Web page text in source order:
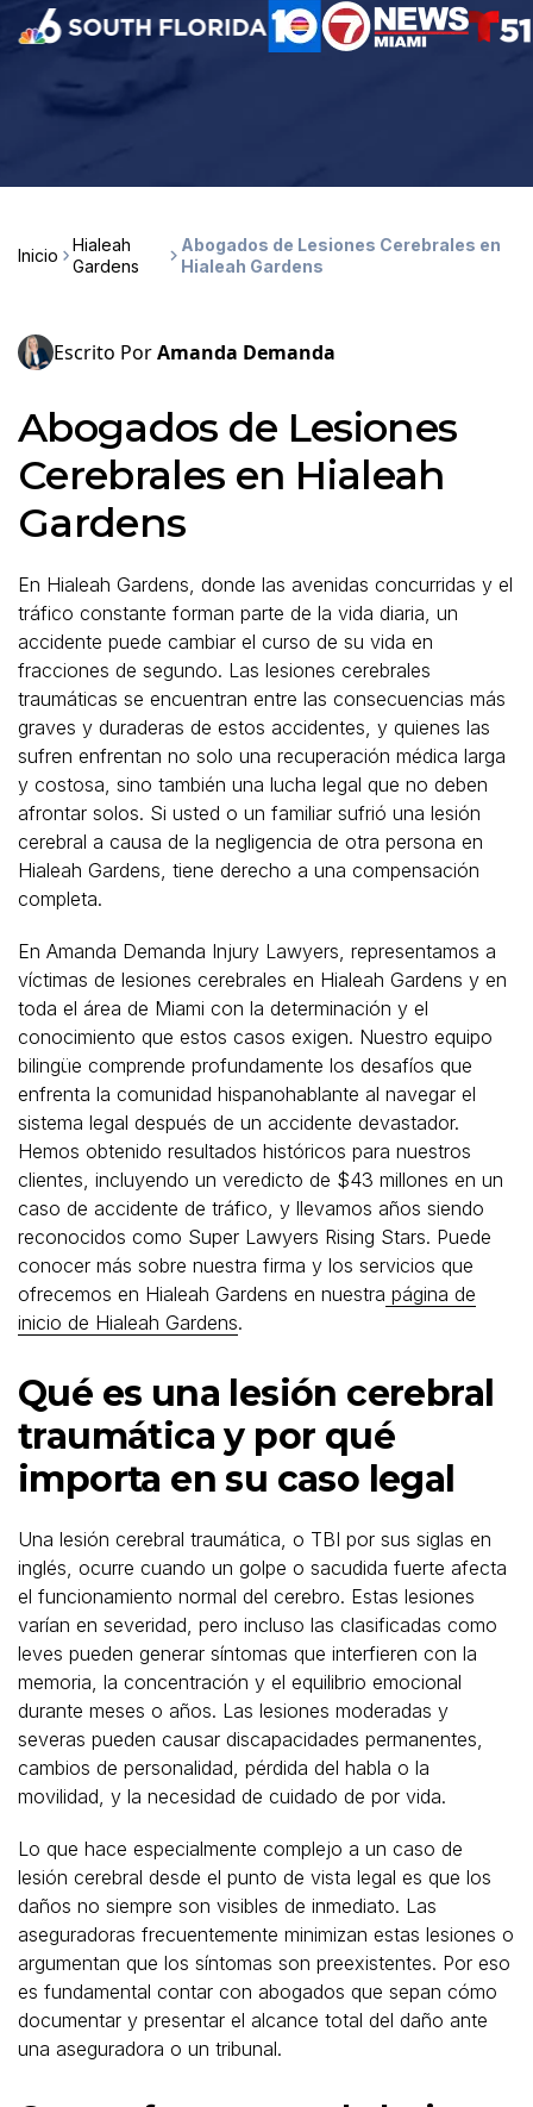
Inicio
Hialeah
Gardens
Abogados de Lesiones Cerebrales en
Hialeah Gardens
Escrito PorAmanda Demanda
Abogados de Lesiones
Cerebrales en Hialeah
Gardens
En Hialeah Gardens, donde las avenidas concurridas y el
tráfico constante forman parte de la vida diaria, un
accidente puede cambiar el curso de su vida en
fracciones de segundo. Las lesiones cerebrales
traumáticas se encuentran entre las consecuencias más
graves y duraderas de estos accidentes, y quienes las
sufren enfrentan no solo una recuperación médica larga
y costosa, sino también una lucha legal que no deben
afrontar solos. Si usted o un familiar sufrió una lesión
cerebral a causa de la negligencia de otra persona en
Hialeah Gardens, tiene derecho a una compensación
completa.
En Amanda Demanda Injury Lawyers, representamos a
víctimas de lesiones cerebrales en Hialeah Gardens y en
toda el área de Miami con la determinación y el
conocimiento que estos casos exigen. Nuestro equipo
bilingüe comprende profundamente los desafíos que
enfrenta la comunidad hispanohablante al navegar el
sistema legal después de un accidente devastador.
Hemos obtenido resultados históricos para nuestros
clientes, incluyendo un veredicto de $43 millones en un
caso de accidente de tráfico, y llevamos años siendo
reconocidos como Super Lawyers Rising Stars. Puede
conocer más sobre nuestra firma y los servicios que
ofrecemos en Hialeah Gardens en nuestra página de
inicio de Hialeah Gardens.
Qué es una lesión cerebral
traumática y por qué
importa en su caso legal
Una lesión cerebral traumática, o TBI por sus siglas en
inglés, ocurre cuando un golpe o sacudida fuerte afecta
el funcionamiento normal del cerebro. Estas lesiones
varían en severidad, pero incluso las clasificadas como
leves pueden generar síntomas que interfieren con la
memoria, la concentración y el equilibrio emocional
durante meses o años. Las lesiones moderadas y
severas pueden causar discapacidades permanentes,
cambios de personalidad, pérdida del habla o la
movilidad, y la necesidad de cuidado de por vida.
Lo que hace especialmente complejo a un caso de
lesión cerebral desde el punto de vista legal es que los
daños no siempre son visibles de inmediato. Las
aseguradoras frecuentemente minimizan estas lesiones o
argumentan que los síntomas son preexistentes. Por eso
es fundamental contar con abogados que sepan cómo
documentar y presentar el alcance total del daño ante
una aseguradora o un tribunal.